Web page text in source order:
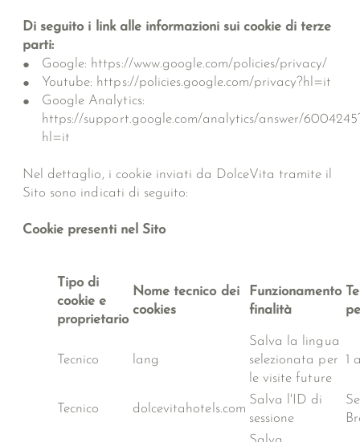
Di seguito i link alle informazioni sui cookie di terze
parti:
Google: https://www.google.com/policies/privacy/
Youtube: https://policies.google.com/privacy?hl=it
Google Analytics:
https://support.google.com/analytics/answer/
hl=it
Nel dettaglio, i cookie inviati da DolceVita tramite il
Sito sono indicati di seguito:
Cookie presenti nel Sito
Tipo di
cookie e
proprietario
Nome tecnico dei
cookies
Funzionamento
finalità
Tecnico lang
Salva la lingua
selezionata per
le visite future
1
Tecnico dolcevitahotels.com
Salva l'ID di
sessione